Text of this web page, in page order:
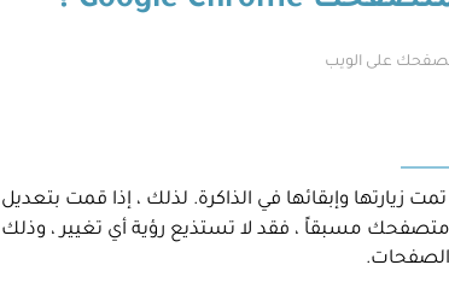
على الويب
زيارتها وإبقائها في الذاكرة. لذلك ، إذا قمت بتعديل
متصفحك مسبقاً ، فقد لا تستذيع رؤية أي تغيير ، وذلك